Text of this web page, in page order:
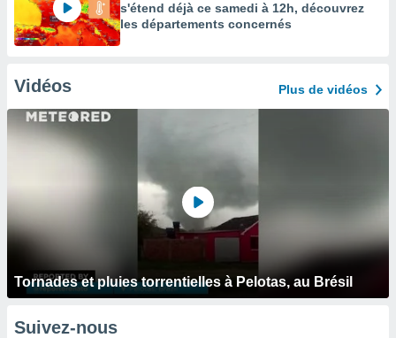
s'étend déjà ce samedi à 12h, découvrez
les départements concernés
Vidéos Plus de vidéos
Tornades et pluies torrentielles à Pelotas, au Brésil
Suivez-nous